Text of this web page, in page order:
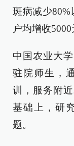
斑病减少
户均增收5000
中国农业大
驻院师生，
训，服务附
基础上，研
题。